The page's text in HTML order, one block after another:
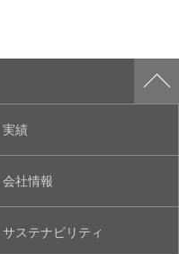
実績
会社情報
サステナビリティ